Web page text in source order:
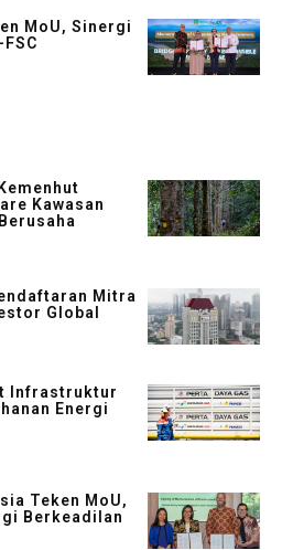
MoU, Sinergi
Kawasan
Mitra
Global
Infrastruktur
Energi
Teken MoU,
Berkeadilan